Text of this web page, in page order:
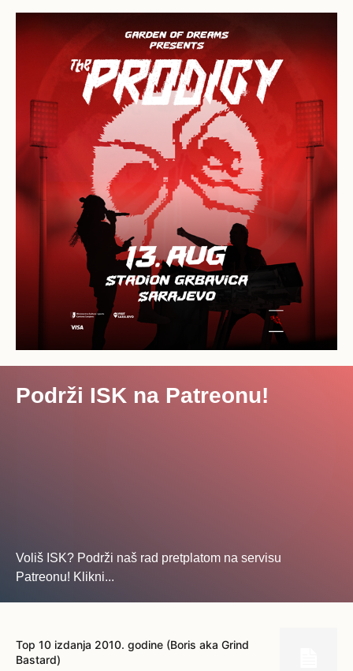
Podrži ISK na Patreonu!
Voliš ISK? Podrži naš rad pretplatom na servisu
Patreonu! Klikni...
Top 10 izdanja 2010. godine (Boris aka Grind
Bastard)